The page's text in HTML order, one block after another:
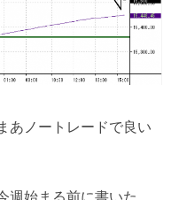
あノートレードで良い